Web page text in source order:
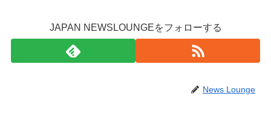
JAPAN NEWSLOUNGEをフォローする
News Lounge